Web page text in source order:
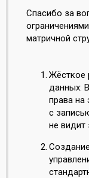
Спасибо за
матричной
Жёсткое
данных:
права на
с
не видит